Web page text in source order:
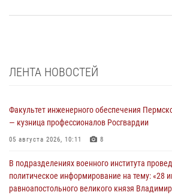
ЛЕНТА НОВОСТЕЙ
Факультет инженерного обеспечения
— кузница профессионалов Росгвардии
05 августа 2026, 10:11 8
В подразделениях военного института
политическое информирование на тему: «28
равноапостольного великого князя